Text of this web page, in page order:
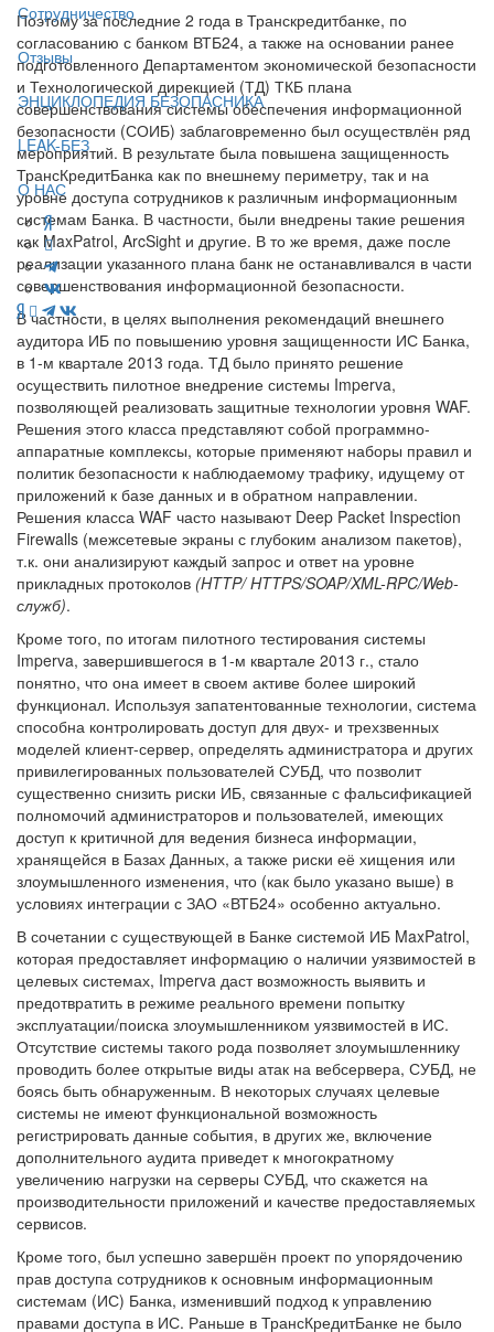
Сотрудничество
Отзывы
ЭНЦИКЛОПЕДИЯ БЕЗОПАСНИКА
LEAK-БЕЗ
О НАС
Поэтому за последние 2 года в Транскредитбанке, по
согласованию с банком ВТБ24, а также на основании ранее
подготовленного Департаментом экономической безопасности
и Технологической дирекцией (ТД) ТКБ плана
совершенствования системы обеспечения информационной
безопасности (СОИБ) заблаговременно был осуществлён ряд
мероприятий. В результате была повышена защищенность
ТрансКредитБанка как по внешнему периметру, так и на
уровне доступа сотрудников к различным информационным
системам Банка. В частности, были внедрены такие решения
как MaxPatrol, ArcSight и другие. В то же время, даже после
реализации указанного плана банк не останавливался в части
совершенствования информационной безопасности.
В частности, в целях выполнения рекомендаций внешнего
аудитора ИБ по повышению уровня защищенности ИС Банка,
в 1-м квартале 2013 года. ТД было принято решение
осуществить пилотное внедрение системы Imperva,
позволяющей реализовать защитные технологии уровня WAF.
Решения этого класса представляют собой программно-
аппаратные комплексы, которые применяют наборы правил и
политик безопасности к наблюдаемому трафику, идущему от
приложений к базе данных и в обратном направлении.
Решения класса WAF часто называют Deep Packet Inspection
Firewalls (межсетевые экраны с глубоким анализом пакетов),
т.к. они анализируют каждый запрос и ответ на уровне
прикладных протоколов (HTTP/ HTTPS/SOAP/XML-RPC/Web-
служб).
Кроме того, по итогам пилотного тестирования системы
Imperva, завершившегося в 1-м квартале 2013 г., стало
понятно, что она имеет в своем активе более широкий
функционал. Используя запатентованные технологии, система
способна контролировать доступ для двух- и трехзвенных
моделей клиент-сервер, определять администратора и других
привилегированных пользователей СУБД, что позволит
существенно снизить риски ИБ, связанные с фальсификацией
полномочий администраторов и пользователей, имеющих
доступ к критичной для ведения бизнеса информации,
хранящейся в Базах Данных, а также риски её хищения или
злоумышленного изменения, что (как было указано выше) в
условиях интеграции с ЗАО «ВТБ24» особенно актуально.
В сочетании с существующей в Банке системой ИБ MaxPatrol,
которая предоставляет информацию о наличии уязвимостей в
целевых системах, Imperva даст возможность выявить и
предотвратить в режиме реального времени попытку
эксплуатации/поиска злоумышленником уязвимостей в ИС.
Отсутствие системы такого рода позволяет злоумышленнику
проводить более открытые виды атак на вебсервера, СУБД, не
боясь быть обнаруженным. В некоторых случаях целевые
системы не имеют функциональной возможность
регистрировать данные события, в других же, включение
дополнительного аудита приведет к многократному
увеличению нагрузки на серверы СУБД, что скажется на
производительности приложений и качестве предоставляемых
сервисов.
Кроме того, был успешно завершён проект по упорядочению
прав доступа сотрудников к основным информационным
системам (ИС) Банка, изменивший подход к управлению
правами доступа в ИС. Раньше в ТрансКредитБанке не было